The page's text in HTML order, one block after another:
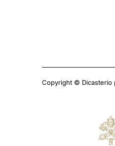
Copyright © Dicasterio